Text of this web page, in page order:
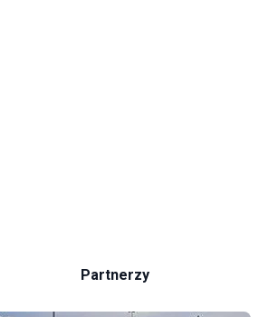
Partnerzy